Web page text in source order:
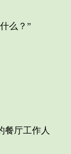
么？”
餐厅工作人